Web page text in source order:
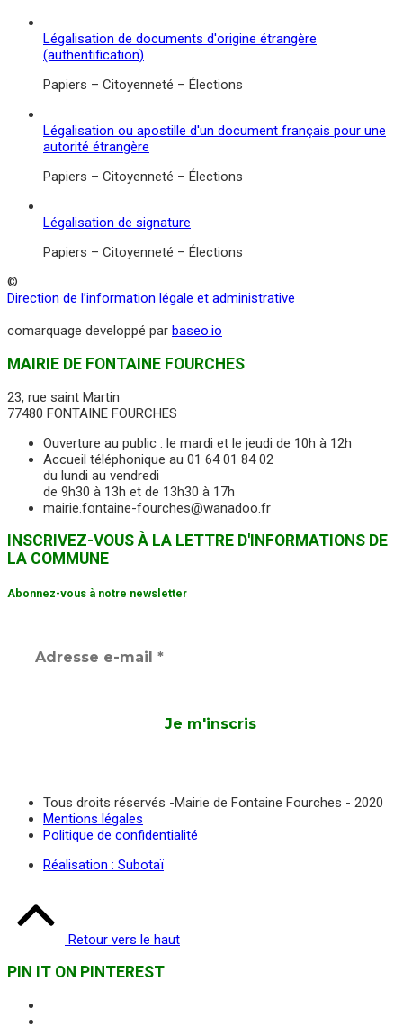
Légalisation de documents d'origine étrangère
(authentification)
Papiers – Citoyenneté – Élections
Légalisation ou apostille d'un document français pour une
autorité étrangère
Papiers – Citoyenneté – Élections
Légalisation de signature
Papiers – Citoyenneté – Élections
©
Direction de l’information légale et administrative
comarquage developpé par baseo.io
MAIRIE DE FONTAINE FOURCHES
23, rue saint Martin
77480 FONTAINE FOURCHES
Ouverture au public : le mardi et le jeudi de 10h à 12h
Accueil téléphonique au 01 64 01 84 02
du lundi au vendredi
de 9h30 à 13h et de 13h30 à 17h
mairie.fontaine-fourches@wanadoo.fr
INSCRIVEZ-VOUS À LA LETTRE D'INFORMATIONS DE
LA COMMUNE
Abonnez-vous à notre newsletter
Tous droits réservés -Mairie de Fontaine Fourches - 2020
Mentions légales
Politique de confidentialité
Réalisation : Subotaï
Retour vers le haut
PIN IT ON PINTEREST